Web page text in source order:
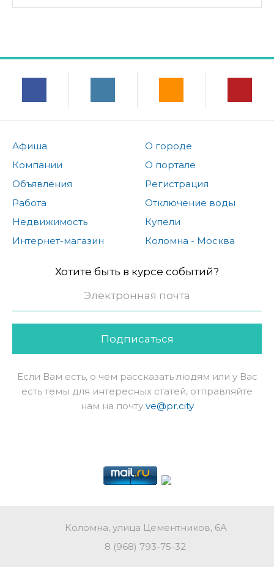
Афиша
Компании
Объявления
Работа
Недвижимость
Интернет-магазин
О городе
О портале
Регистрация
Отключение воды
Купели
Коломна - Москва
Хотите быть в курсе событий?
Подписаться
Если Вам есть, о чем рассказать людям или у Вас
есть темы для интересных статей, отправляйте
нам на почту ve@pr.city
Коломна, улица Цементников, 6А
8 (968) 793-75-32